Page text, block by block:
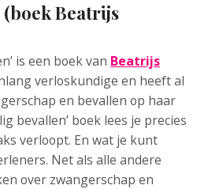
Beatrijs
is een boek van Beatrijs
verloskundige en heeft al
en bevallen op haar
bevallen’ boek lees je precies
verloopt. En wat je kunt
Net als alle andere
over zwangerschap en